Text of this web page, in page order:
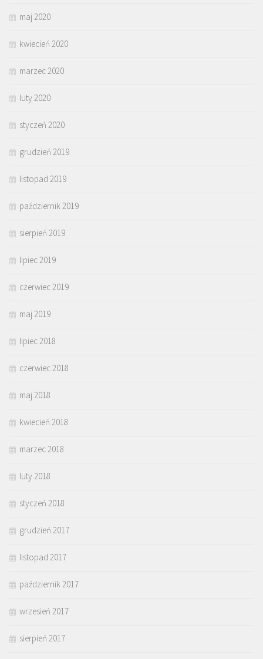
maj 2020
kwiecień 2020
marzec 2020
luty 2020
styczeń 2020
grudzień 2019
listopad 2019
październik 2019
sierpień 2019
lipiec 2019
czerwiec 2019
maj 2019
lipiec 2018
czerwiec 2018
maj 2018
kwiecień 2018
marzec 2018
luty 2018
styczeń 2018
grudzień 2017
listopad 2017
październik 2017
wrzesień 2017
sierpień 2017